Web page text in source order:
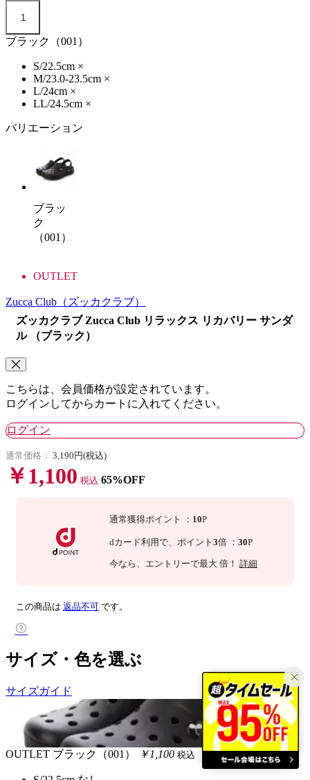
1
ブラック（001）
S/22.5cm ×
M/23.0-23.5cm ×
L/24cm ×
LL/24.5cm ×
バリエーション
ブラッ
ク
（001）
OUTLET
Zucca Club （ズッカクラブ）
ズッカクラブ Zucca Club リラックス リカバリー サンダ
ル （ブラック）
こちらは、会員価格が設定されています。
ログインしてからカートに入れてください。
ログイン
通常価格： 3,190円(税込)
￥1,100 税込 65%OFF
通常獲得ポイント ： 10P
dカード利用で、 ポイント 3倍 ： 30P
今なら 、エントリーで最大 倍！ 詳細
この商品は 返品不可 です。
サイズ・色を選ぶ
サイズガイド
OUTLET ブラック（001） ￥1,100 税込